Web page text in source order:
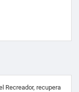
Recreador, recupera